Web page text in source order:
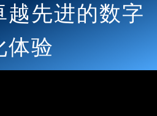
越先进的数字
体验